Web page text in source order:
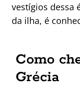
vestígios dessa
da ilha, é
Como
Grécia